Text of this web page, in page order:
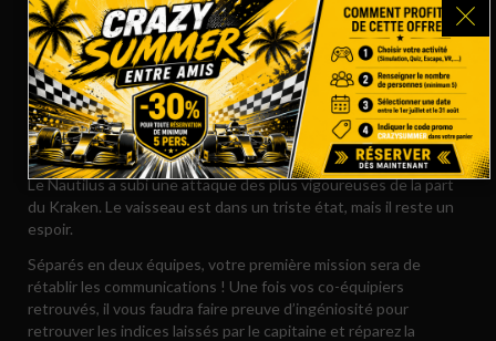
UNE EXPÉRIENCE VR DANS LES PROFONDEURS DE
L'OCÉAN.
Notrejeu VR''Nautilus, l'ultime secret du capitaine''
vous transporte dans une plongée à 20000 lieues sous les
mers.
Le Nautilus a subi une attaque des plus vigoureuses de la part
du Kraken. Le vaisseau est dans un triste état, mais il reste un
espoir.
Séparés en deux équipes, votre première mission sera de
rétablir les communications ! Une fois vos co-équipiers
retrouvés, il vous faudra faire preuve d’ingéniosité pour
retrouver les indices laissés par le capitaine et réparez la